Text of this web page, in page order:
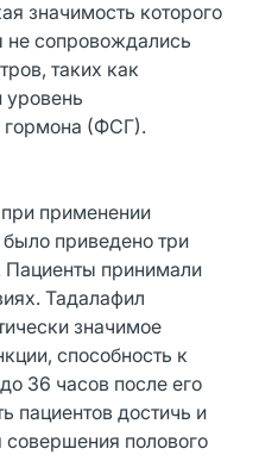
значимость которого
не сопровождались
таких как
уровень
гормона (ФСГ).
применении
приведено три
Пациенты принимали
Тадалафил
значимое
способность к
36 часов после его
пациентов достичь и
полового